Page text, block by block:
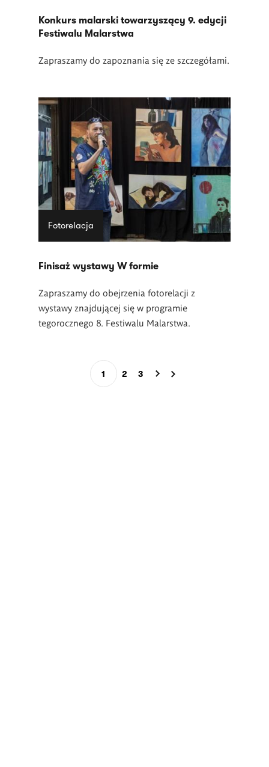
Konkurs malarski towarzyszący 9. edycji
Festiwalu Malarstwa
Zapraszamy do zapoznania się ze szczegółami.
Fotorelacja
Finisaż wystawy W formie
Zapraszamy do obejrzenia fotorelacji z
wystawy znajdującej się w programie
tegorocznego 8. Festiwalu Malarstwa.
Bieżąca
strona
1 Page
2 Page
3